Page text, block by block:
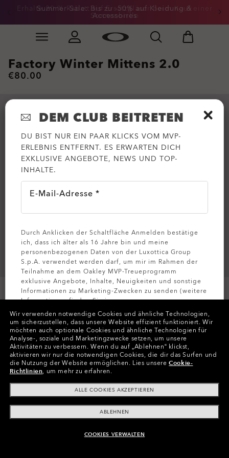
Skip to
Summer-Sale: Bis zu -50% auf Kleidung &
Accessoires
Erhalte 20 % Rabatt auf Ersatzgläser beim Kauf einer
Sonnenbrille
Slide 3 of 3. Erhalte 20 % Rabatt auf Ersatzgläser
ZUM WARENKORB HINZUFÜGEN
Factory Winter Mittens 2.0
€80.00
Farben (1) Blackout
Größe
XXL
Wir verwenden notwendige Cookies und ähnliche Technologien,
um sicherzustellen, dass unsere Website effizient funktioniert. Wir
möchten auch optionale Cookies und ähnliche Technologien für
Analyse-, soziale und Marketingzwecke setzen, um unsere
Aktivitäten zu verbessern. Wenn du auf „Ablehnen“ klickst,
aktivieren wir nur die notwendigen Cookies, die dir das Surfen und
die Nutzung der Website ermöglichen. Lies unsereCookie-
Richtlinien, um mehr zu erfahren.
ALLE COOKIES AKZEPTIEREN
ABLEHNEN
COOKIES VERWALTEN
DEM CLUB BEITRETEN
DU BIST NUR EIN PAAR KLICKS VOM MVP-
ERLEBNIS ENTFERNT. ES ERWARTEN DICH
EXKLUSIVE ANGEBOTE, NEWS UND TOP-
INHALTE.
E-Mail-Adresse *
Durch Anklicken der Schaltfläche Anmelden bestätige
ich, dass ich älter als 16 Jahre bin und meine
personenbezogenen Daten von der Luxottica Group
S.p.A. verwendet werden darf, um mir im Rahmen der
Teilnahme an dem Oakley MVP-Treueprogramm
exklusive Angebote, Inhalte, Neuigkeiten und sonstige
Informationen zu Marketing-Zwecken zu senden (weitere
Informationen finden Sie in unserer
Datenschutzbestimmungen ).
MELDEN SIE